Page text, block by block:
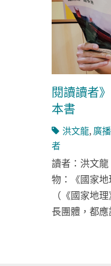
閱讀讀者
本書
洪文龍, 廣播
者
讀者：洪文
物：《國家地
（《國家地
長團體，都